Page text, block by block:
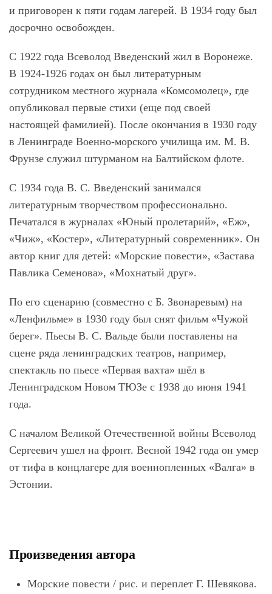
и приговорен к пяти годам лагерей. В 1934 году был
досрочно освобожден.
С 1922 года Всеволод Введенский жил в Воронеже.
В 1924-1926 годах он был литературным
сотрудником местного журнала «Комсомолец», где
опубликовал первые стихи (еще под своей
настоящей фамилией). После окончания в 1930 году
в Ленинграде Военно-морского училища им. М. В.
Фрунзе служил штурманом на Балтийском флоте.
С 1934 года В. С. Введенский занимался
литературным творчеством профессионально.
Печатался в журналах «Юный пролетарий», «Еж»,
«Чиж», «Костер», «Литературный современник». Он
автор книг для детей: «Морские повести», «Застава
Павлика Семенова», «Мохнатый друг».
По его сценарию (совместно с Б. Звонаревым) на
«Ленфильме» в 1930 году был снят фильм «Чужой
берег». Пьесы В. С. Вальде были поставлены на
сцене ряда ленинградских театров, например,
спектакль по пьесе «Первая вахта» шёл в
Ленинградском Новом ТЮЗе с 1938 до июня 1941
года.
С началом Великой Отечественной войны Всеволод
Сергеевич ушел на фронт. Весной 1942 года он умер
от тифа в концлагере для военнопленных «Валга» в
Эстонии.
Произведения автора
Морские повести / рис. и переплет Г. Шевякова.